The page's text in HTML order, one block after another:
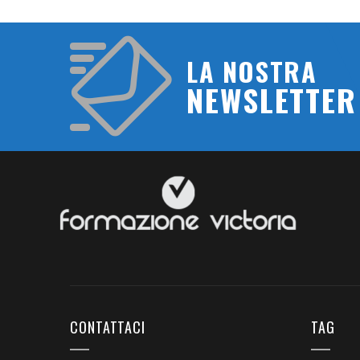
LA NOSTRA
NEWSLETTER
CONTATTACI TAG